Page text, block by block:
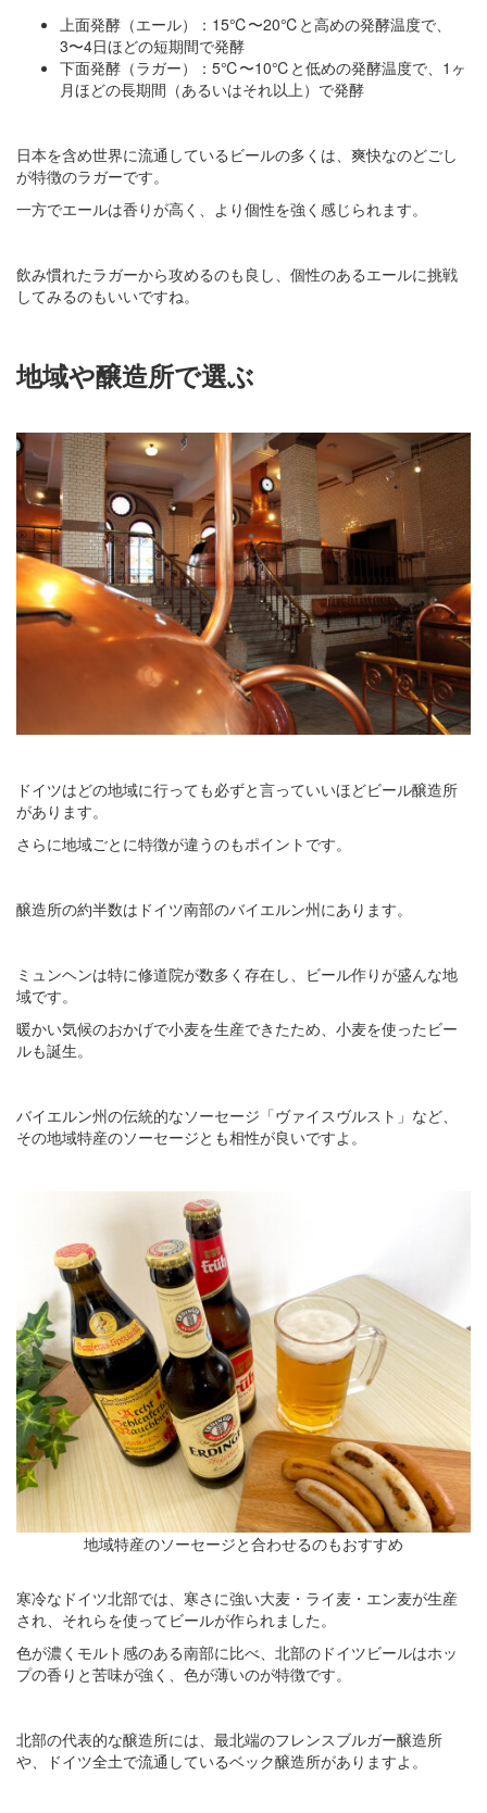
上面発酵（エール）：15℃〜20℃と高めの発酵温度で、
3〜4日ほどの短期間で発酵
下面発酵（ラガー）：5℃〜10℃と低めの発酵温度で、1ヶ
月ほどの長期間（あるいはそれ以上）で発酵
日本を含め世界に流通しているビールの多くは、爽快なのどごし
が特徴のラガーです。
一方でエールは香りが高く、より個性を強く感じられます。
飲み慣れたラガーから攻めるのも良し、個性のあるエールに挑戦
してみるのもいいですね。
地域や醸造所で選ぶ
ドイツはどの地域に行っても必ずと言っていいほどビール醸造所
があります。
さらに地域ごとに特徴が違うのもポイントです。
醸造所の約半数はドイツ南部のバイエルン州にあります。
ミュンヘンは特に修道院が数多く存在し、ビール作りが盛んな地
域です。
暖かい気候のおかげで小麦を生産できたため、小麦を使ったビー
ルも誕生。
バイエルン州の伝統的なソーセージ「ヴァイスヴルスト」など、
その地域特産のソーセージとも相性が良いですよ。
地域特産のソーセージと合わせるのもおすすめ
寒冷なドイツ北部では、寒さに強い大麦・ライ麦・エン麦が生産
され、それらを使ってビールが作られました。
色が濃くモルト感のある南部に比べ、北部のドイツビールはホッ
プの香りと苦味が強く、色が薄いのが特徴です。
北部の代表的な醸造所には、最北端のフレンスブルガー醸造所
や、ドイツ全土で流通しているベック醸造所がありますよ。